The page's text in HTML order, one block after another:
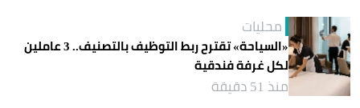
محليات
«السياحة» تقترح ربط التوظيف بالتصنيف.. 3 عاملين
لكل غرفة فندقية
منذ 51 دقيقة